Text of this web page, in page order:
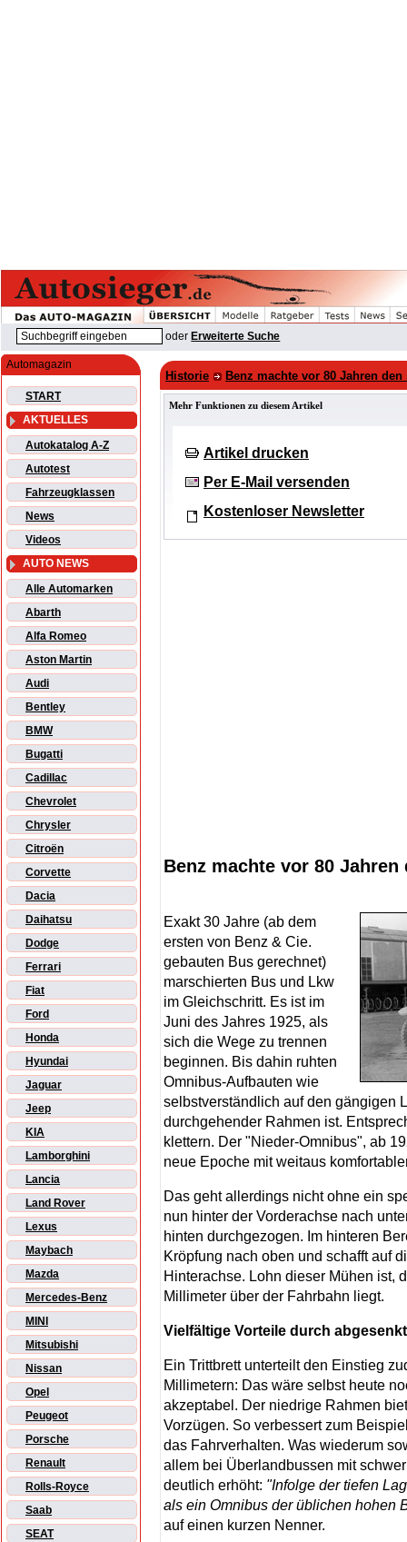
oder Erweiterte Suche
Automagazin
START
AKTUELLES
Autokatalog A-Z
Autotest
Fahrzeugklassen
News
Videos
AUTO NEWS
Alle Automarken
Abarth
Alfa Romeo
Aston Martin
Audi
Bentley
BMW
Bugatti
Cadillac
Chevrolet
Chrysler
Citroën
Corvette
Dacia
Daihatsu
Dodge
Ferrari
Fiat
Ford
Honda
Hyundai
Jaguar
Jeep
KIA
Lamborghini
Lancia
Land Rover
Lexus
Maybach
Mazda
Mercedes-Benz
MINI
Mitsubishi
Nissan
Opel
Peugeot
Porsche
Renault
Rolls-Royce
Saab
SEAT
Historie Benz machte vor 80 Jahren
Mehr Funktionen zu diesem Artikel
Artikel drucken
Per E-Mail versenden
Kostenloser Newsletter
Benz machte vor 80
Exakt 30 Jahre (ab dem
ersten von Benz & Cie.
gebauten Bus gerechnet)
marschierten Bus und Lkw
im Gleichschritt. Es ist im
Juni des Jahres 1925, als
sich die Wege zu trennen
beginnen. Bis dahin ruhten
Omnibus-Aufbauten wie
selbstverständlich auf den gängigen
durchgehender Rahmen ist.
klettern. Der "Nieder-Omnibus", ab
neue Epoche mit weitaus
Das geht allerdings nicht ohne ein
nun hinter der Vorderachse nach
hinten durchgezogen. Im hinteren
Kröpfung nach oben und schafft auf
Hinterachse. Lohn dieser Mühen ist,
Millimeter über der Fahrbahn liegt.
Vielfältige Vorteile durch
Ein Trittbrett unterteilt den Einstieg
Millimetern: Das wäre selbst heute
akzeptabel. Der niedrige Rahmen
Vorzügen. So verbessert zum
das Fahrverhalten. Was wiederum
allem bei Überlandbussen mit
deutlich erhöht: "Infolge der tiefen
als ein Omnibus der üblichen hohen
auf einen kurzen Nenner.